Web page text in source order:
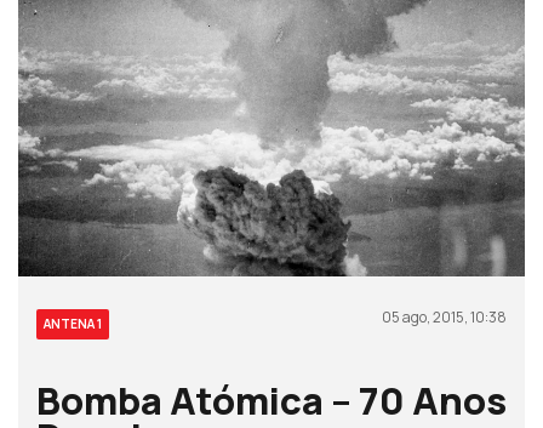
ANTENA 1 05 ago, 2015, 10:38
Bomba Atómica – 70 Anos